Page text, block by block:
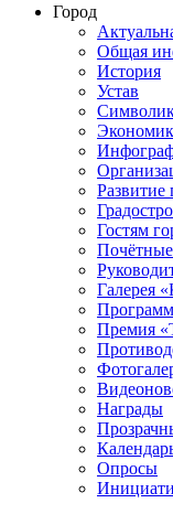
Город
Общая
История
Устав
Развитие
Гостям
Галерея
Премия
Награды
Опросы